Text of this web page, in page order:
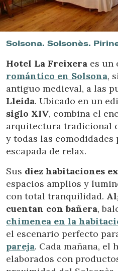
Ubicación/nombre del hotel
Solsona. Solsonès.
Hotel La Freixera es un
romántico en Solsona,
antiguo medieval, a las
Lleida. Ubicado en un
siglo XIV, combina el
arquitectura tradicional
y todas las
escapada de relax.
Sus diez habitaciones
espacios amplios y
con total tranquilidad.
cuentan con bañera,
chimenea en la
el escenario perfecto
pareja. Cada mañana, el
elaborados con